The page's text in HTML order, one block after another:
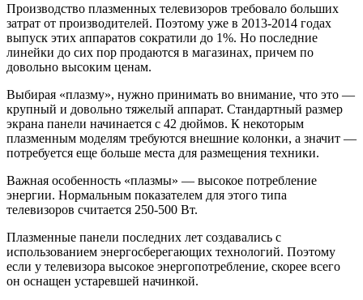
Производство плазменных телевизоров требовало больших
затрат от производителей. Поэтому уже в 2013-2014 годах
выпуск этих аппаратов сократили до 1%. Но последние
линейки до сих пор продаются в магазинах, причем по
довольно высоким ценам.
Выбирая «плазму», нужно принимать во внимание, что это —
крупный и довольно тяжелый аппарат. Стандартный размер
экрана панели начинается с 42 дюймов. К некоторым
плазменным моделям требуются внешние колонки, а значит —
потребуется еще больше места для размещения техники.
Важная особенность «плазмы» — высокое потребление
энергии. Нормальным показателем для этого типа
телевизоров считается 250-500 Вт.
Плазменные панели последних лет создавались с
использованием энергосберегающих технологий. Поэтому
если у телевизора высокое энергопотребление, скорее всего
он оснащен устаревшей начинкой.